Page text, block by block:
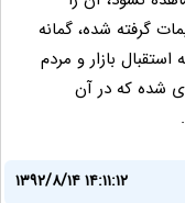
گرفته شده، گمانه
بازار و مردم
شده که در آن
۱۳۹۲/۸/۱۴ ۱۴:۱۱:۱۲